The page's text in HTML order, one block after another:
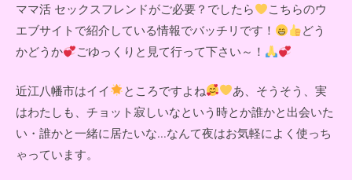
ママ活 セックスフレンドがご必要？でしたら
こちらのウ
エブサイトで紹介している情報でバッチリです！
どう
かどうか
ごゆっくりと見て行って下さい～！
近江八幡市はイイ ところですよね
あ、そうそう、実
はわたしも、チョット寂しいなという時とか誰かと出会いた
い・誰かと一緒に居たいな...なんて夜はお気軽によく使っち
ゃっています。